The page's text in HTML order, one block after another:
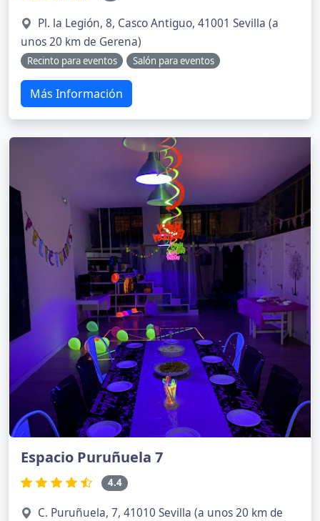
Pl. la Legión, 8, Casco Antiguo, 41001 Sevilla (a
unos 20 km de Gerena)
Recinto para eventos Salón para eventos
Más Información
Espacio Puruñuela 7
4.4
C. Puruñuela, 7, 41010 Sevilla (a unos 20 km de